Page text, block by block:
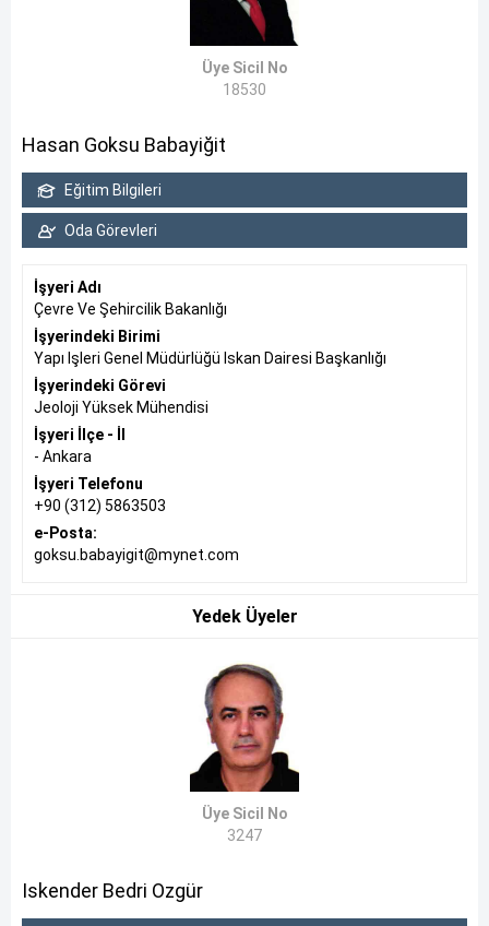
Üye Sicil No
18530
Hasan Goksu Babayiğit
Eğitim Bilgileri
Oda Görevleri
İşyeri Adı
Çevre Ve Şehircilik Bakanlığı
İşyerindeki Birimi
Yapı Işleri Genel Müdürlüğü Iskan Dairesi Başkanlığı
İşyerindeki Görevi
Jeoloji Yüksek Mühendisi
İşyeri İlçe - İl
- Ankara
İşyeri Telefonu
+90 (312) 5863503
e-Posta:
goksu.babayigit@mynet.com
Yedek Üyeler
Üye Sicil No
3247
Iskender Bedri Ozgür